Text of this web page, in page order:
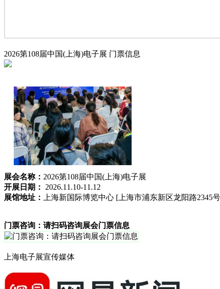
2026第108届中国(上海)电子展 门票信息
展会名称： 2026第108届中国(上海)电子展
开展日期：
2026.11.10-11.12
展馆地址：
上海新国际博览中心 [上海市浦东新区龙阳路2345
门票咨询：请扫码咨询展会门票信息
上海电子展宣传媒体